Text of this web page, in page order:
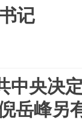
记
中央决
岳峰另